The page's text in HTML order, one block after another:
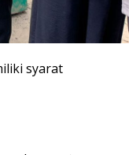
syarat